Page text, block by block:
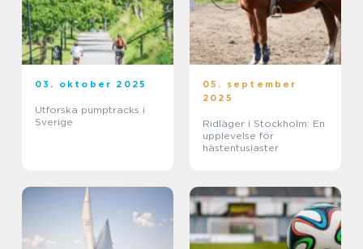
03. oktober 2025
Utforska pumptracks i
Sverige
05. september
2025
Ridläger i Stockholm: En
upplevelse för
hästentusiaster